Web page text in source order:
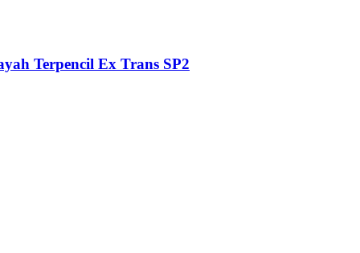
Terpencil Ex Trans SP2